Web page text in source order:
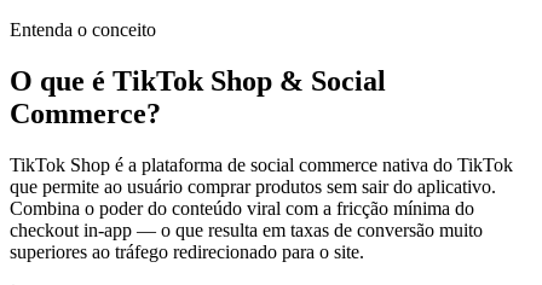
Entenda o conceito
O que é TikTok Shop & Social
Commerce?
TikTok Shop é a plataforma de social commerce nativa do TikTok
que permite ao usuário comprar produtos sem sair do aplicativo.
Combina o poder do conteúdo viral com a fricção mínima do
checkout in-app — o que resulta em taxas de conversão muito
superiores ao tráfego redirecionado para o site.